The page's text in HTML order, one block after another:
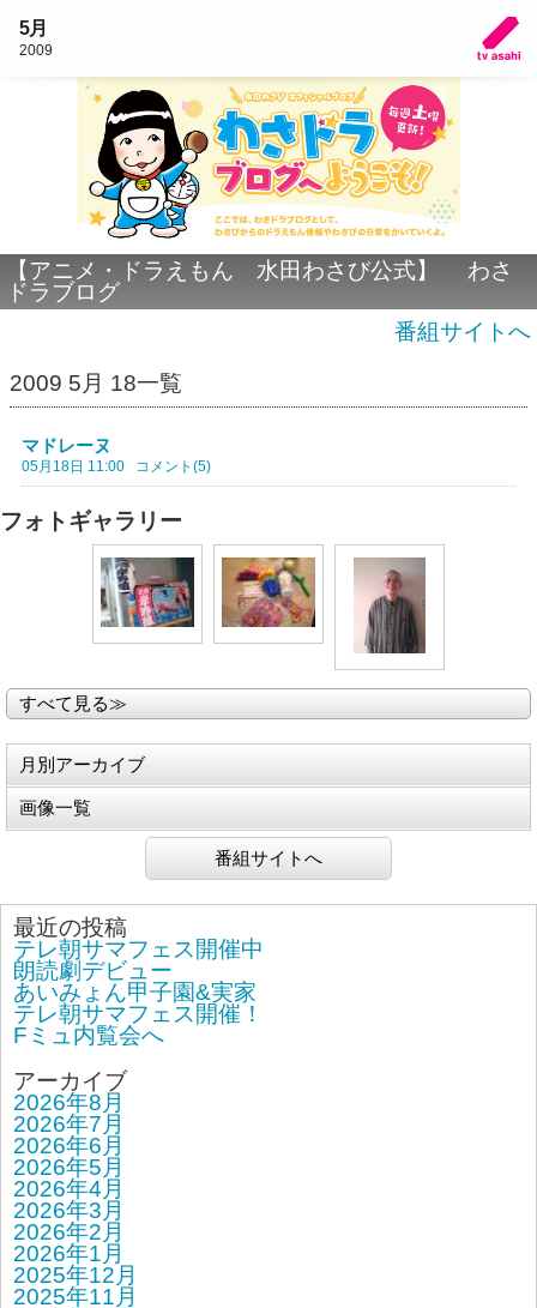
5月
2009
【アニメ・ドラえもん 水田わさび公式】 わさ
ドラブログ
番組サイトへ
2009 5月 18一覧
マドレーヌ
05月18日 11:00 コメント(5)
フォトギャラリー
すべて見る≫
月別アーカイブ
画像一覧
番組サイトへ
最近の投稿
テレ朝サマフェス開催中
朗読劇デビュー
あいみょん甲子園&実家
テレ朝サマフェス開催！
Fミュ内覧会へ
アーカイブ
2026年8月
2026年7月
2026年6月
2026年5月
2026年4月
2026年3月
2026年2月
2026年1月
2025年12月
2025年11月